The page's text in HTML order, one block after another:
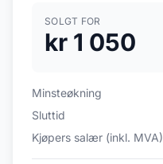
SOLGT FOR
kr 1 050
Minsteøkning
Sluttid
Kjøpers salær (inkl. MVA)